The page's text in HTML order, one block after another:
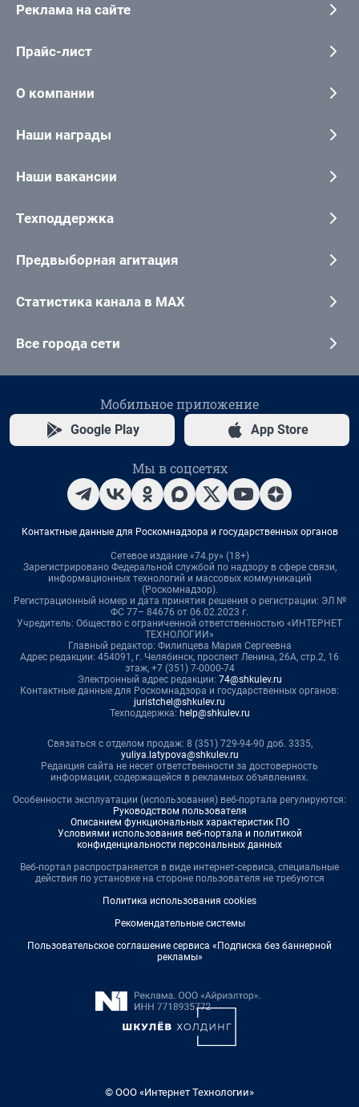
Реклама на сайте
Прайс-лист
О компании
Наши награды
Наши вакансии
Техподдержка
Предвыборная агитация
Статистика канала в MAX
Все города сети
Мобильное приложение
Google Play App Store
Мы в соцсетях
Контактные данные для Роскомнадзора и государственных органов
Сетевое издание «74.ру» (18+)
Зарегистрировано Федеральной службой по надзору в сфере связи,
информационных технологий и массовых коммуникаций
(Роскомнадзор).
Регистрационный номер и дата принятия решения о регистрации: ЭЛ №
ФС 77– 84676 от 06.02.2023 г.
Учредитель: Общество с ограниченной ответственностью «ИНТЕРНЕТ
ТЕХНОЛОГИИ»
Главный редактор: Филипцева Мария Сергеевна
Адрес редакции: 454091, г. Челябинск, проспект Ленина, 26А, стр.2, 16
этаж, +7 (351) 7-0000-74
Электронный адрес редакции: 74@shkulev.ru
Контактные данные для Роскомнадзора и государственных органов:
juristchel@shkulev.ru
Техподдержка: help@shkulev.ru
Связаться с отделом продаж: 8 (351) 729-94-90 доб. 3335,
yuliya.latypova@shkulev.ru
Редакция сайта не несет ответственности за достоверность
информации, содержащейся в рекламных объявлениях.
Особенности эксплуатации (использования) веб-портала регулируются:
Руководством пользователя
Описанием функциональных характеристик ПО
Условиями использования веб-портала и политикой
конфиденциальности персональных данных
Веб-портал распространяется в виде интернет-сервиса, специальные
действия по установке на стороне пользователя не требуются
Политика использования cookies
Рекомендательные системы
Пользовательское соглашение сервиса «Подписка без баннерной
рекламы»
© ООО «Интернет Технологии»